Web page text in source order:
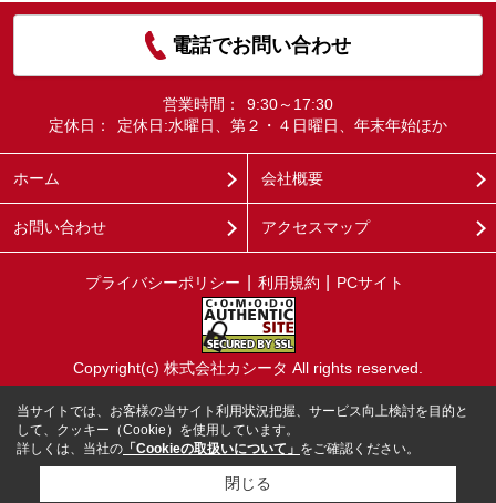
電話でお問い合わせ
営業時間：
9:30～17:30
定休日：
定休日:水曜日、第２・４日曜日、年末年始ほか
ホーム 会社概要
お問い合わせ アクセスマップ
プライバシーポリシー 利用規約 PCサイト
Copyright(c) 株式会社カシータ All rights reserved.
当サイトでは、お客様の当サイト利用状況把握、サービス向上検討を目的と
して、クッキー（Cookie）を使用しています。
詳しくは、当社の 「Cookieの取扱いについて」 をご確認ください。
閉じる